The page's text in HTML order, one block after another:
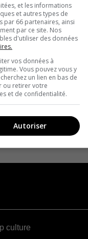
culture
et les informations
et autres types de
par 66 partenaires, ainsi
par ce site. Nos
d'utiliser des données
vos données à
Vous pouvez vous y
un lien en bas de
ou retirer votre
et de confidentialité.
Autoriser